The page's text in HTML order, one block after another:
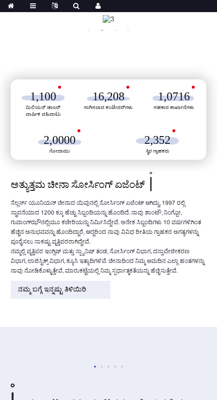
1,100
ಮಿಲಿಯನ್ ಡಾಲರ್
ವಾರ್ಷಿಕ ವಹಿವಾಟು
16,208
ಸಾಗಿಸಲಾದ ಕಂಟೇನರ್‌ಗಳು
1,0716
ಸಹಕಾರ ಕಾರ್ಖಾನೆಗಳು
2,0000
ಗೋದಾಮು
2,352
ಸ್ಥಿರ ಗ್ರಾಹಕರು
ಅತ್ಯುತ್ತಮ ಚೀನಾ ಸೋರ್ಸಿಂಗ್ ಏಜೆಂಟ್
ಸೆಲ್ಲರ್ಸ್ ಯೂನಿಯನ್ ಚೀನಾದ ಯಿವುನಲ್ಲಿ ಸೋರ್ಸಿಂಗ್ ಏಜೆಂಟ್ ಆಗಿದ್ದು, 1997 ರಲ್ಲಿ
ಸ್ಥಾಪನೆಯಾದ 1200 ಕ್ಕೂ ಹೆಚ್ಚು ಸಿಬ್ಬಂದಿಯನ್ನು ಹೊಂದಿದೆ. ನಾವು ಶಾಂಟೌ, ನಿಂಗ್ಬೋ,
ಗುವಾಂಗ್‌ಝೌನಲ್ಲಿಯೂ ಕಚೇರಿಯನ್ನು ನಿರ್ಮಿಸಿದ್ದೇವೆ. ಅನೇಕ ಸಿಬ್ಬಂದಿಗಳು 10 ವರ್ಷಗಳಿಗಿಂತ
ಹೆಚ್ಚಿನ ಅನುಭವವನ್ನು ಹೊಂದಿದ್ದಾರೆ, ಆದ್ದರಿಂದ ನಾವು ವಿವಿಧ ರೀತಿಯ ಗ್ರಾಹಕರ ಅಗತ್ಯಗಳನ್ನು
ಪೂರೈಸಲು ಸಾಕಷ್ಟು ವೃತ್ತಿಪರರಾಗಿದ್ದೇವೆ.
ನಮ್ಮಲ್ಲಿ ವೃತ್ತಿಪರ ಇಂಗ್ಲಿಷ್ ಮತ್ತು ಸ್ಪ್ಯಾನಿಷ್ ತಂಡ, ಸೋರ್ಸಿಂಗ್ ವಿಭಾಗ, ದಸ್ತಾವೇಜೀಕರಣ
ವಿಭಾಗ, ಲಾಜಿಸ್ಟಿಕ್ಸ್ ವಿಭಾಗ, ಕ್ಯೂಸಿ ಇತ್ಯಾದಿಗಳಿವೆ. ಚೀನಾದಿಂದ ನಿಮ್ಮ ಆಮದಿನ ಎಲ್ಲಾ ಹಂತಗಳನ್ನು
ನಾವು ನೋಡಿಕೊಳ್ಳುತ್ತೇವೆ, ಮಾರುಕಟ್ಟೆಯಲ್ಲಿ ನಿಮ್ಮ ಸ್ಪರ್ಧಾತ್ಮಕತೆಯನ್ನು ಹೆಚ್ಚಿಸುತ್ತೇವೆ.
ನಮ್ಮ ಬಗ್ಗೆ ಇನ್ನಷ್ಟು ತಿಳಿಯಿರಿ